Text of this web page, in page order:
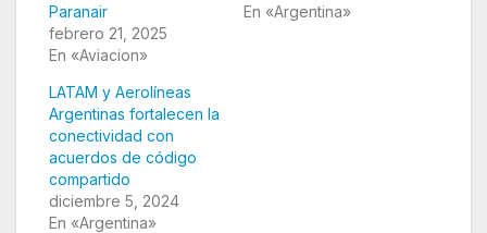
Paranair
febrero 21, 2025
En «Aviacion»
En «Argentina»
LATAM y Aerolíneas
Argentinas fortalecen la
conectividad con
acuerdos de código
compartido
diciembre 5, 2024
En «Argentina»